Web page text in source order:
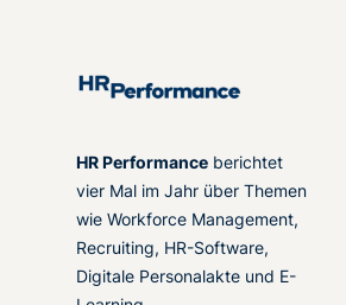
HR Performance berichtet
vier Mal im Jahr über Themen
wie Workforce Management,
Recruiting, HR-Software,
Digitale Personalakte und E-